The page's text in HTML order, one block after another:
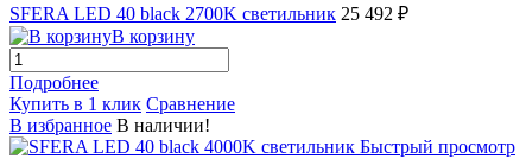
SFERA LED 40 black 2700K светильник 25 492 ₽
В корзину
Подробнее
Купить в 1 клик Сравнение
В избранное В наличии!
Быстрый просмотр